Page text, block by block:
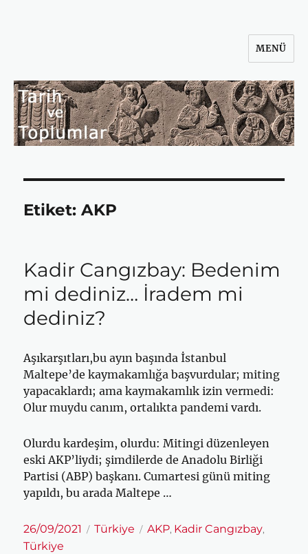
MENÜ
Etiket:AKP
Kadir Cangızbay: Bedenim
mi dediniz… İradem mi
dediniz?
Aşıkarşıtları,bu ayın başında İstanbul
Maltepe’de kaymakamlığa başvurdular; miting
yapacaklardı; ama kaymakamlık izin vermedi:
Olur muydu canım, ortalıkta pandemi vardı.
Olurdu kardeşim, olurdu: Mitingi düzenleyen
eski AKP’liydi; şimdilerde de Anadolu Birliği
Partisi (ABP) başkanı. Cumartesi günü miting
yapıldı, bu arada Maltepe …
Yayın
tarihi
26/09/2021 Kategoriler
Türkiye Etiketler
AKP, Kadir Cangızbay,
Türkiye